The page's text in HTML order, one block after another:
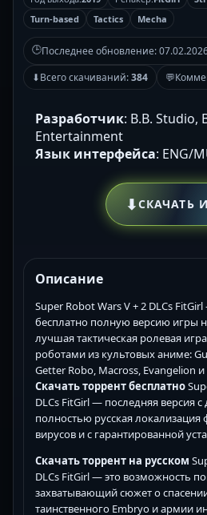
Turn-based
Tactics Mecha
🕒Последнее обновление:
⬇Всего скачиваний:384 💬
Разработчик: B.B. Studio,
Entertainment
Язык интерфейса: ENG/
⬇СКАЧАТЬ
Описание
Super Robot Wars V + 2 DLCs
бесплатно полную версию игры
лучшая тактическая ролевая
роботами из культовых аниме:
Getter Robo, Macross, Evangelion
Скачать торрент бесплатно
DLCs FitGirl — последняя версия
полностью русская локализация
вирусов и с гарантированной
Скачать торрент на русском
DLCs FitGirl — это возможность
захватывающий сюжет о
таинственного Embryo и армии